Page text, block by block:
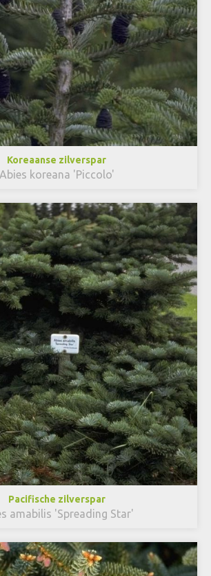
Koreaanse zilverspar
Abies koreana 'Piccolo'
Pacifische zilverspar
amabilis 'Spreading Star'